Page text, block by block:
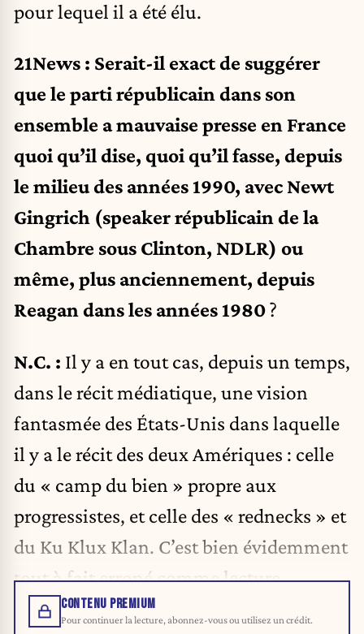
pour lequel il a été élu.
21News : Serait-il exact de suggérer
que le parti républicain dans son
ensemble a mauvaise presse en France
quoi qu’il dise, quoi qu’il fasse, depuis
le milieu des années 1990, avec Newt
Gingrich (speaker républicain de la
Chambre sous Clinton, NDLR) ou
même, plus anciennement, depuis
Reagan dans les années 1980?
N.C. : Il y a en tout cas, depuis un temps,
dans le récit médiatique, une vision
fantasmée des États-Unis dans laquelle
il y a le récit des deux Amériques : celle
du « camp du bien » propre aux
progressistes, et celle des « rednecks » et
du Ku Klux Klan. C’est bien évidemment
tout à fait erroné comme lecture.
CONTENU PREMIUM
Pour continuer la lecture, abonnez-vous ou utilisez un crédit.